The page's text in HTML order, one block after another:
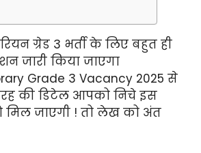
ग्रेड 3 भर्ती के लिए बहुत ही
जारी किया जाएगा
Grade 3 Vacancy 2025 से
की डिटेल आपको निचे इस
जाएगी ! तो लेख को अंत